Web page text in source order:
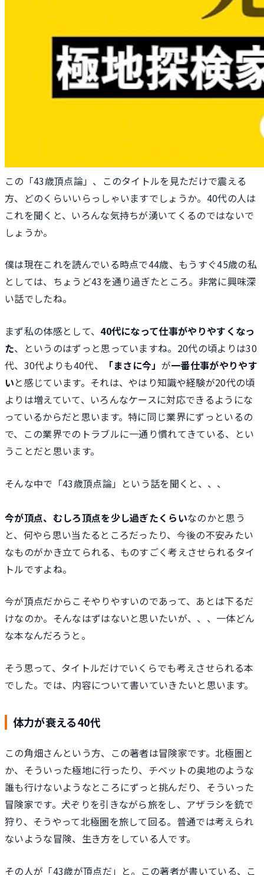
この「43歳頂点論」、このタイトルを見ただけで震える
方、どのくらいいらっしゃいますでしょうか。40代の人は
これを聞くと、いろんな気持ちが湧いてくるのではないで
しょうか。
僕は現在これを読んでいる時点で44歳、もうすぐ45歳の私
としては、ちょうど43を通り過ぎたところ。非常に興味深
い話でしたね。
まず私の体感として、 40代になって仕事がやりやすくなっ
た、というのはずっと思っていますね。20代の頃よりは30
代、30代よりも40代、
「まさに今」 が一番仕事がやりやす
いと感じています。それは、やはり知識や経験が20代の頃
よりは増えていて、いろんなケースに対応できるようにな
っているからだと思います。特に同じ業界にずっといるの
で、この業界でのトラブルに一通り慣れてきている、とい
うことだと思います。
そんな中で「43歳頂点論」という話を聞くと、、、
今が頂点、むしろ頂点を少し過ぎたくらいなのかと思う
と、何やら思い当たるところだったり、今後の不安みたい
なものがかき立てられる、ものすごく考えさせられるタイ
トルですよね。
今が頂点だからこそやりやすいのであって、あとは下るだ
けなのか。そんなはずはないと思いたいが、、、一体どん
な本なんだろうと。
そう思って、タイトルだけでいくらでも考えさせられる本
でした。では、内容について書いていきたいと思います。
体力が衰える40代
この角畑さんという方、この著者は冒険家です。北極圏と
か、そういった極地に行ったり、チベットの奥地のような
誰も行けないようなところにずっと挑んだり、そういった
冒険家です。犬ぞりを引きながら旅をし、アザラシを銃で
狩り、そうやって北極圏を旅して回る。普通では考えられ
ないような冒険、生き方をしている人です。
その人が「43歳が頂点だ」と。この著者が書いている、こ